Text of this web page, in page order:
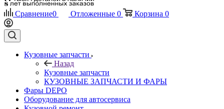
Сравнение0 Отложенные 0 Корзина 0
Кузовные запчасти
Назад
Кузовные запчасти
КУЗОВНЫЕ ЗАПЧАСТИ И ФАРЫ
Фары DEPO
Оборудование для автосервиса